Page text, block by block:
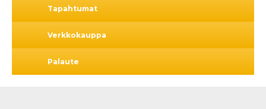
Tapahtumat
Verkkokauppa
Palaute